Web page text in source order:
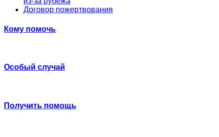
Договор пожертвования
Кому помочь
Особый случай
Получить помощь